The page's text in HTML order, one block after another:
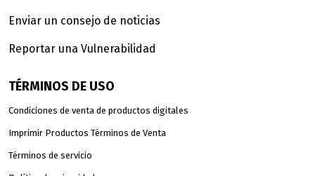
Enviar un consejo de noticias
Reportar una Vulnerabilidad
TÉRMINOS DE USO
Condiciones de venta de productos digitales
Imprimir Productos Términos de Venta
Términos de servicio